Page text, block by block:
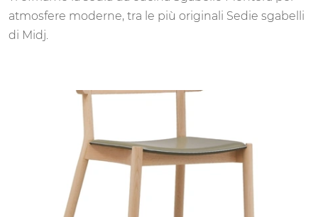
atmosfere moderne, tra le più originali Sedie sgabelli
di Midj.